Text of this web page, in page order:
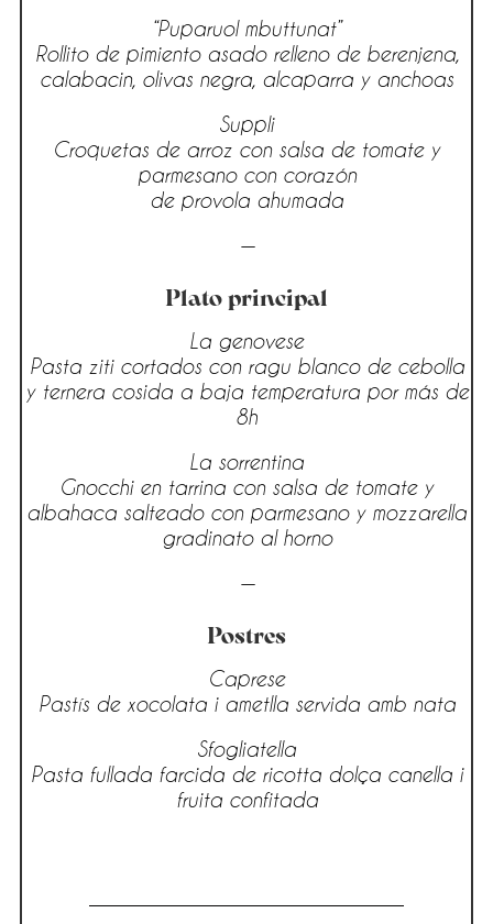
“Puparuol mbuttunat”
Rollito de pimiento asado relleno de berenjena,
calabacin, olivas negra, alcaparra y anchoas
Suppli
Croquetas de arroz con salsa de tomate y
parmesano con corazón
de provola ahumada
—
Plato principal
La genovese
Pasta ziti cortados con ragu blanco de cebolla
y ternera cosida a baja temperatura por más de
8h
La sorrentina
Gnocchi en tarrina con salsa de tomate y
albahaca salteado con parmesano y mozzarella
gradinato al horno
—
Postres
Caprese
Pastís de xocolata i ametlla servida amb nata
Sfogliatella
Pasta fullada farcida de ricotta dolça canella i
fruita confitada